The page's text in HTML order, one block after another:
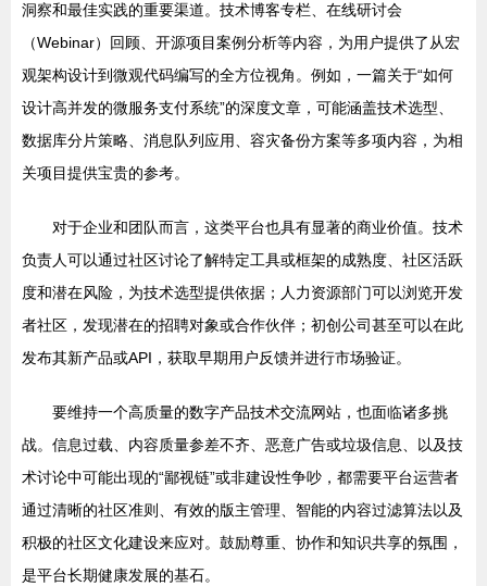
洞察和最佳实践的重要渠道。技术博客专栏、在线研讨会
（Webinar）回顾、开源项目案例分析等内容，为用户提供了从宏
观架构设计到微观代码编写的全方位视角。例如，一篇关于“如何
设计高并发的微服务支付系统”的深度文章，可能涵盖技术选型、
数据库分片策略、消息队列应用、容灾备份方案等多项内容，为相
关项目提供宝贵的参考。
对于企业和团队而言，这类平台也具有显著的商业价值。技术
负责人可以通过社区讨论了解特定工具或框架的成熟度、社区活跃
度和潜在风险，为技术选型提供依据；人力资源部门可以浏览开发
者社区，发现潜在的招聘对象或合作伙伴；初创公司甚至可以在此
发布其新产品或API，获取早期用户反馈并进行市场验证。
要维持一个高质量的数字产品技术交流网站，也面临诸多挑
战。信息过载、内容质量参差不齐、恶意广告或垃圾信息、以及技
术讨论中可能出现的“鄙视链”或非建设性争吵，都需要平台运营者
通过清晰的社区准则、有效的版主管理、智能的内容过滤算法以及
积极的社区文化建设来应对。鼓励尊重、协作和知识共享的氛围，
是平台长期健康发展的基石。